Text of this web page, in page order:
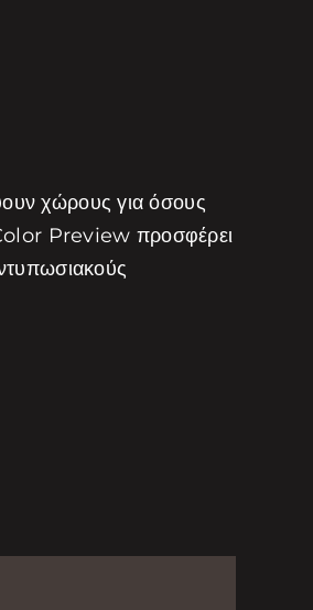
χώρους για όσους
Preview προσφέρει